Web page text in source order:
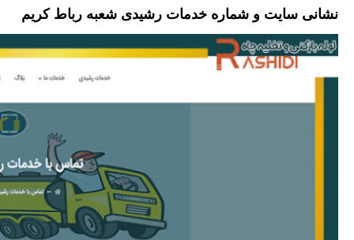
نشانی سایت و شماره خدمات رشیدی شعبه رباط کریم